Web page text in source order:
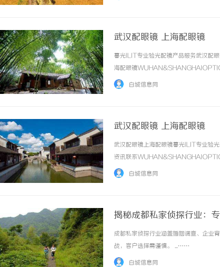
武汉配眼镜 上海配眼镜
暮光ILIT专业验光配镜产品服务武汉配
海配眼镜
品牌，现于武汉与上海设有4家门店。
白城信息网
武汉配眼镜 上海配眼镜
武汉配眼镜上海配眼镜暮光ILIT专业验
资讯联系
品牌，现于武汉与上海设有4家门店。
白城信息网
揭秘成都私家侦探行业：
成都私家侦探行业涵盖婚姻调查、企业
战，客户选择需谨慎。 ...……
白城信息网